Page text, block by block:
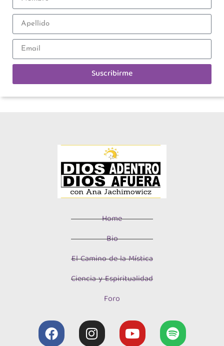
Suscribirme
Home
Bio
El Camino de la Mística
Ciencia y Espiritualidad
Foro